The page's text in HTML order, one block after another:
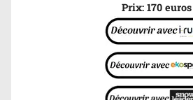
Prix: 170 euros